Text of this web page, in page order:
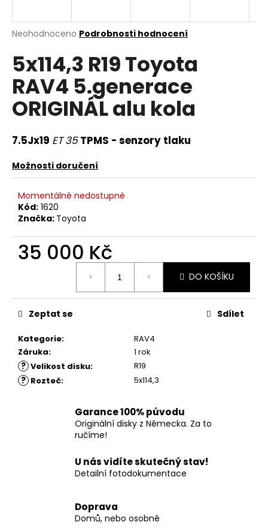
Průměrné
produktu
je
0,0
5
hvězdiček.
Neohodnoceno Podrobnosti hodnocení
5x114,3 R19 Toyota
RAV4 5.generace
ORIGINÁL alu kola
7.5Jx19 ET 35TPMS - senzory tlaku
Možnosti doručení
Momentálně nedostupné
Kód: 1620
Značka: Toyota
35 000 Kč
DO KOŠÍKU
Kategorie:
RAV4
Záruka: 1 rok
? Velikost disku: R19
? Rozteč: 5x114,3
Zeptat se Sdílet
Garance 100% původu
Originální disky z Německa. Za to
ručíme!
U nás vidíte skutečný stav!
Detailní fotodokumentace
Doprava
Domů, nebo osobně
j
t
?
HLEDAT
D
o
p
u
j
e
e